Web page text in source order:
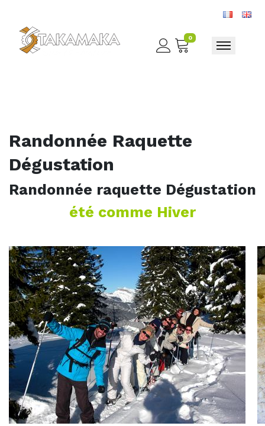
0
Toggle
Randonnée Raquette
Dégustation
Randonnée raquette Dégustation
été comme Hiver